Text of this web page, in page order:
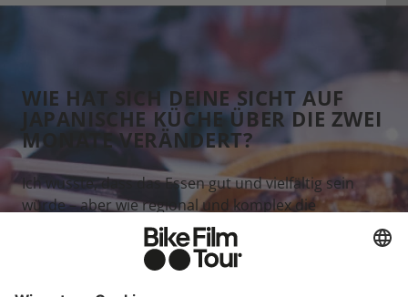
WIE HAT SICH DEINE SICHT AUF
JAPANISCHE KÜCHE ÜBER DIE ZWEI
MONATE VERÄNDERT?
Ich wusste, dass das Essen gut und vielfältig sein
würde – aber wie regional und komplex die
japanische Küche wirklich ist, hat mich überrascht.
Ich liebe gutes Essen, bin aber kein Experte. Josh hat
da einen anderen Zugang: Er hat in Michelin-Sterne-
Küchen gearbeitet. Er wollte vor allem verstehen, wie